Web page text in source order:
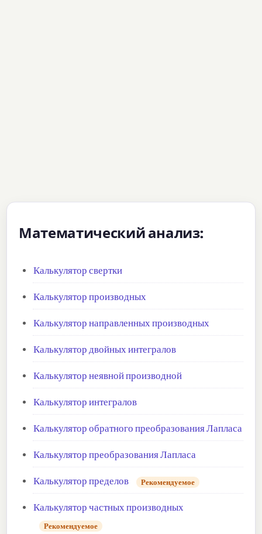
Математический анализ:
Калькулятор свертки
Калькулятор производных
Калькулятор направленных производных
Калькулятор двойных интегралов
Калькулятор неявной производной
Калькулятор интегралов
Калькулятор обратного преобразования Лапласа
Калькулятор преобразования Лапласа
Калькулятор пределов Рекомендуемое
Калькулятор частных производных
Рекомендуемое